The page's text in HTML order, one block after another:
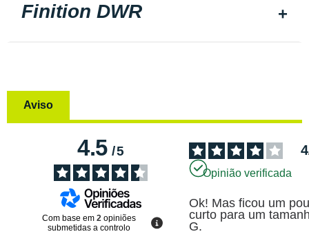
Finition DWR
Aviso
4.5/5
Com base em 2 opiniões
submetidas a controlo
4
Opinião verificada
Ok! Mas ficou um
curto para um
G.